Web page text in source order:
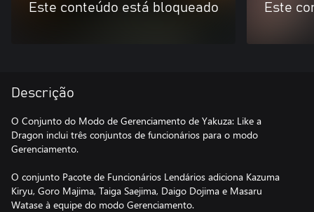
Este conteúdo está bloqueado Este
Descrição
O Conjunto do Modo de Gerenciamento de Yakuza: Like a
Dragon inclui três conjuntos de funcionários para o modo
Gerenciamento.
O conjunto Pacote de Funcionários Lendários adiciona Kazuma
Kiryu, Goro Majima, Taiga Saejima, Daigo Dojima e Masaru
Watase à equipe do modo Gerenciamento.